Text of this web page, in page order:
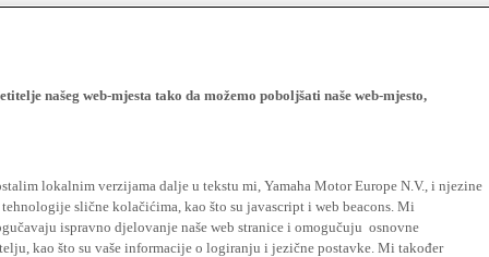
našeg web-mjesta tako da možemo poboljšati naše web-mjesto,
lokalnim verzijama dalje u tekstu mi, Yamaha Motor Europe N.V., i njezine
slične kolačićima, kao što su javascript i web beacons. Mi
ispravno djelovanje naše web stranice i omogučuju osnovne
kao što su vaše informacije o logiranju i jezične postavke. Mi također